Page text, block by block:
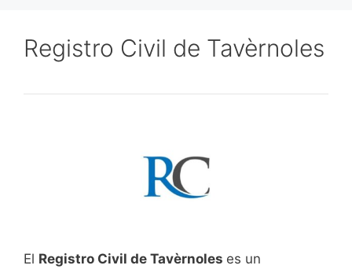
Registro Civil de Tavèrnoles
El Registro Civil de Tavèrnoles es un